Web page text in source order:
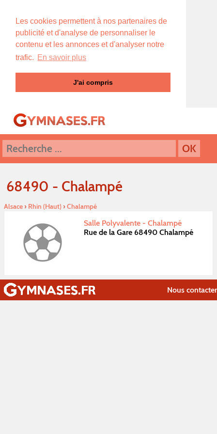
Les cookies permettent à nos partenaires de
publicité et d'analyse de personnaliser le
contenu et les annonces et d'analyser notre
trafic. En savoir plus
J'ai compris
68490 - Chalampé
Alsace› Rhin (Haut)›Chalampé
Salle Polyvalente - Chalampé
Rue de la Gare 68490 Chalampé
Nous contacter